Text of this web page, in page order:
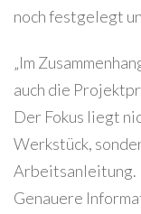
noch festgelegt
„Im
auch die
Der Fokus liegt
Werkstück,
Arbeitsanleitung.
Genauere